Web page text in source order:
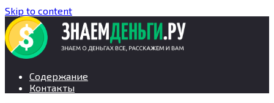
Skip to content
Содержание
Контакты